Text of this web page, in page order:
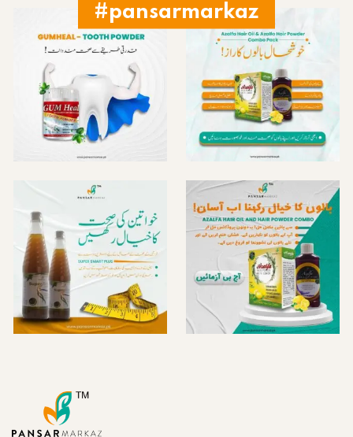
#pansarmarkaz